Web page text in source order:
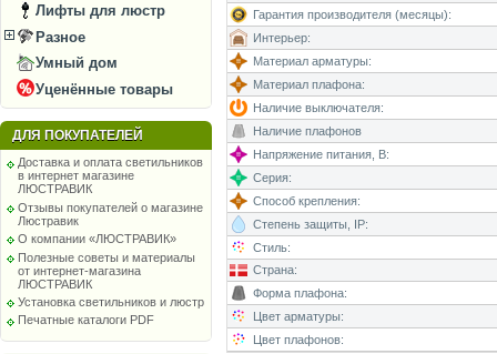
Лифты для люстр
Разное
Умный дом
Уценённые товары
ДЛЯ ПОКУПАТЕЛЕЙ
Доставка и оплата светильников
в интернет магазине
ЛЮСТРАВИК
Отзывы покупателей о магазине
Люстравик
О компании «ЛЮСТРАВИК»
Полезные советы и материалы
от интернет-магазина
ЛЮСТРАВИК
Установка светильников и люстр
Печатные каталоги PDF
Гарантия производителя (месяцы):
Интерьер:
Материал арматуры:
Материал плафона:
Наличие выключателя:
Наличие плафонов
Напряжение питания, В:
Серия:
Способ крепления:
Степень защиты, IP:
Стиль:
Страна:
Форма плафона:
Цвет арматуры:
Цвет плафонов: